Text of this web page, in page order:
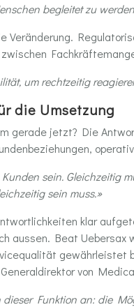
begleitet zu
Veränderung.
um rechtzeitig
die Umsetzung
gerade jetzt? Die
sein. Gleichzeitig
sein muss.»
klar
aussen. Beat Uebersax
gewährleistet
von
Funktion an: die